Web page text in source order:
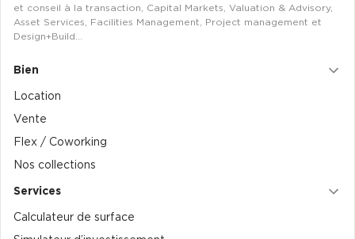
et conseil à la transaction, Capital Markets, Valuation & Advisory,
Asset Services, Facilities Management, Project management et
Design+Build…
Bien
Location
Vente
Flex / Coworking
Nos collections
Services
Calculateur de surface